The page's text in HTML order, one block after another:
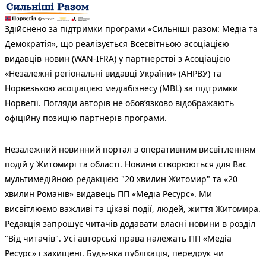
Здійснено за підтримки програми «Сильніші разом: Медіа та
Демократія», що реалізується Всесвітньою асоціацією
видавців новин (WAN-IFRA) у партнерстві з Асоціацією
«Незалежні регіональні видавці України» (АНРВУ) та
Норвезькою асоціацією медіабізнесу (MBL) за підтримки
Норвегії. Погляди авторів не обов’язково відображають
офіційну позицію партнерів програми.
Незалежний новинний портал з оперативним висвітленням
подій у Житомирі та області. Новини створюються для Вас
мультимедійною редакцією "20 хвилин Житомир" та «20
хвилин Романів» видавець ПП «Медіа Ресурс». Ми
висвітлюємо важливі та цікаві події, людей, життя Житомира.
Редакція запрошує читачів додавати власні новини в розділ
"Від читачів". Усі авторські права належать ПП «Медіа
Ресурс» і захищені. Будь-яка публiкацiя, передрук чи